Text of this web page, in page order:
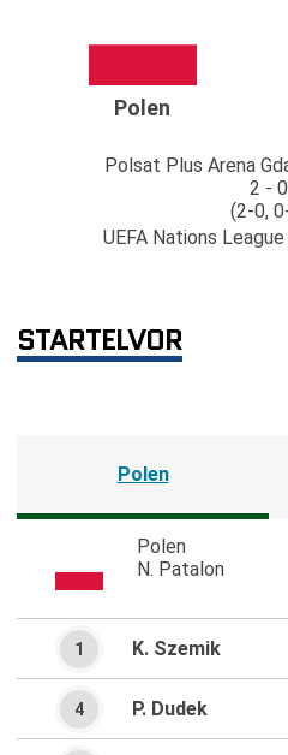
Polen
Polsat Plus Arena
2 - 0
(2-0,
UEFA Nations
STARTELVOR
Polen
Polen
N. Patalon
K. Szemik
1
P. Dudek
4